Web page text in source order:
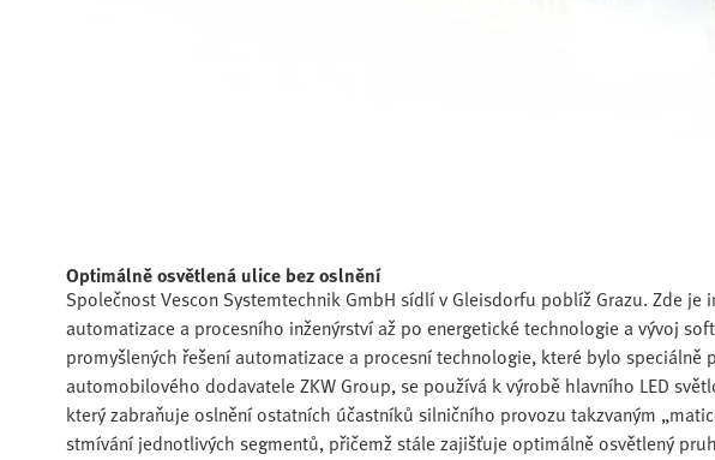
Optimálně osvětlená ulice bez oslnění
Společnost Vescon Systemtechnik GmbH sídlí v Gleisdorfu poblíž Grazu. Zde
automatizace a procesního inženýrství až po energetické technologie a vývoj
promyšlených řešení automatizace a procesní technologie, které bylo speciálně
automobilového dodavatele ZKW Group, se používá k výrobě hlavního LED
který zabraňuje oslnění ostatních účastníků silničního provozu takzvaným
stmívání jednotlivých segmentů, přičemž stále zajišťuje optimálně osvětlený